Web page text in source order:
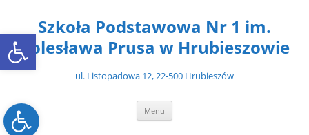
Open toolbar
Open toolbar
treściSzkoła Podstawowa Nr 1 im.
Bolesława Prusa w Hrubieszowie
ul. Listopadowa 12, 22-500 Hrubieszów
Menu